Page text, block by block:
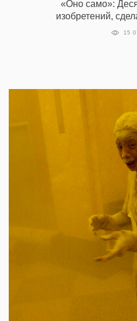
«Оно само»:
изобретений,
15